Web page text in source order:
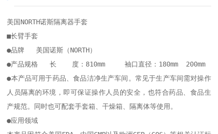
美国NORTH诺斯隔离器手套
■长臂手套
●品牌   美国诺斯（NORTH）
●产品规格   长    度：810mm     袖口直径：180mm  200mm
●本产品可用于药品、食品洁净生产车间。常见于生产车间需对操作
人员隔离的环境，即可保证操作人员的安全，也符合药品、食品生
产规范。同时也可配套手套箱、干燥箱、隔离体等使用。
●应用领域